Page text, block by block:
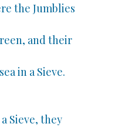
the Jumblies
and their
in a Sieve.
Sieve, they